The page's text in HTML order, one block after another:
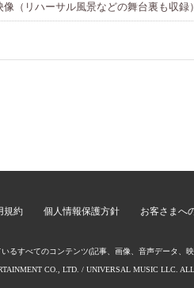
像（リハーサル風景などの舞台裏も収録）
規約 個人情報保護方針 お客さまへ
るすべてのコンテンツ(記事、画像、音声データ、
CO., LTD. / UNIVERSAL MUSIC LLC.